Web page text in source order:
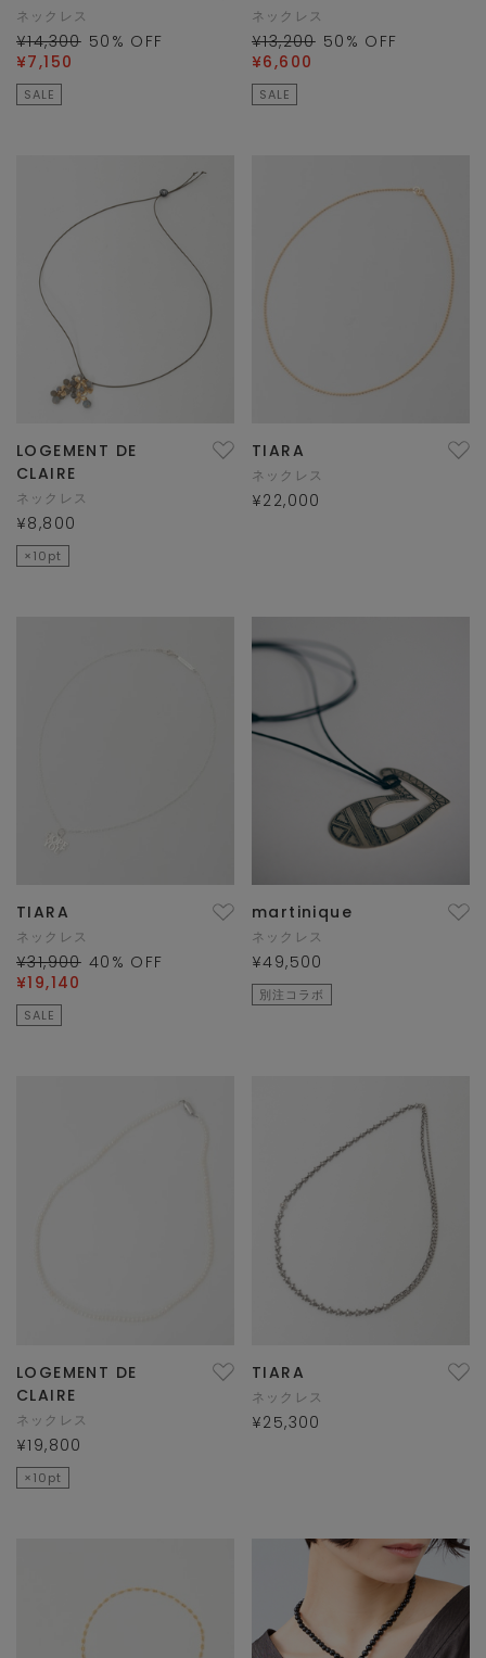
ネックレス
¥14,300 50 % OFF
¥7,150
SALE
ネックレス
¥13,200 50 % OFF
¥6,600
SALE
LOGEMENT DE
CLAIRE
ネックレス
¥8,800
×10pt
TIARA
ネックレス
¥22,000
TIARA
ネックレス
¥31,900 40 % OFF
¥19,140
SALE
martinique
ネックレス
¥49,500
別注コラボ
LOGEMENT DE
CLAIRE
ネックレス
¥19,800
×10pt
TIARA
ネックレス
¥25,300